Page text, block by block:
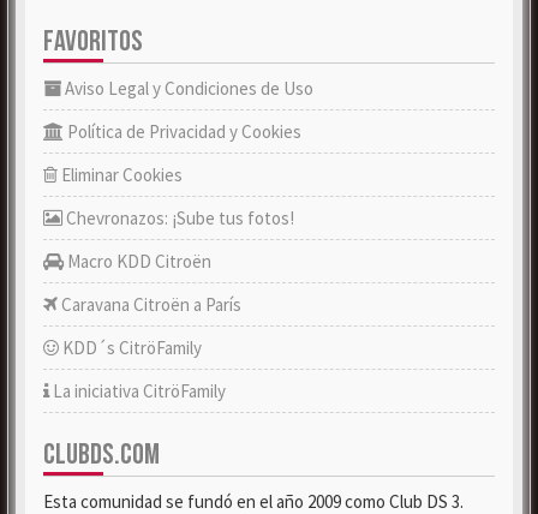
FAVORITOS
Aviso Legal y Condiciones de Uso
Política de Privacidad y Cookies
Eliminar Cookies
Chevronazos: ¡Sube tus fotos!
Macro KDD Citroën
Caravana Citroën a París
KDD´s CitröFamily
La iniciativa CitröFamily
CLUBDS.COM
Esta comunidad se fundó en el año 2009 como Club DS 3.